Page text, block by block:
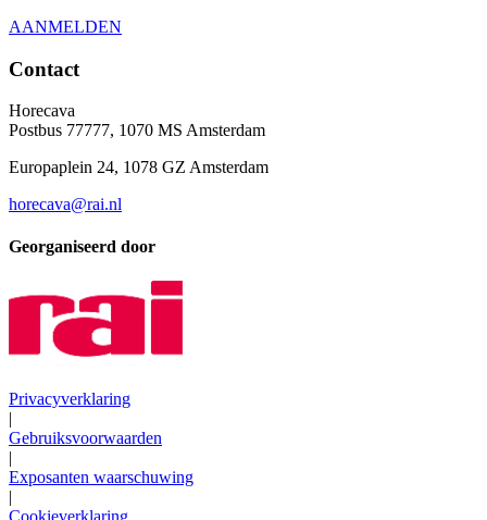
AANMELDEN
Contact
Horecava
Postbus 77777, 1070 MS Amsterdam
Europaplein 24, 1078 GZ Amsterdam
horecava@rai.nl
Georganiseerd door
Privacyverklaring
|
Gebruiksvoorwaarden
|
Exposanten waarschuwing
|
Cookieverklaring